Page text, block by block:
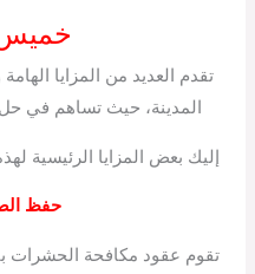
تقدم العديد من المزايا
المدينة، حيث تساهم في
إليك بعض المزايا الرئيسية
حفظ
تقوم عقود مكافحة